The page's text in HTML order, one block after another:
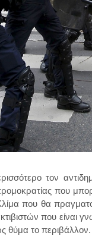
τον
που
που θα
που είναι
θύμα το περιβάλλον.